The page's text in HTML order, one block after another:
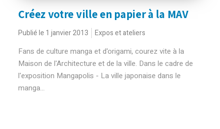
Créez votre ville en papier à la MAV
Publié le 1 janvier 2013 Expos et ateliers
Fans de culture manga et d'origami, courez vite à la
Maison de l'Architecture et de la ville. Dans le cadre de
l'exposition Mangapolis - La ville japonaise dans le
manga...